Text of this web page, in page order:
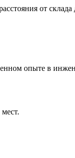
от
опыте в